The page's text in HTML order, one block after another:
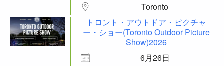
Toronto
トロント・アウトドア・ピクチャ
ー・ショー(Toronto Outdoor Picture
Show)2026
6月26日